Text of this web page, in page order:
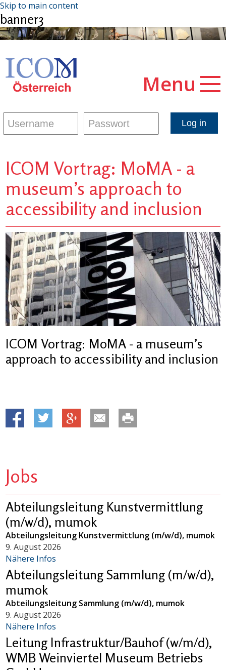
Skip to main content
banner3
Menu
ICOM Vortrag: MoMA - a
museum’s approach to
accessibility and inclusion
ICOM Vortrag: MoMA - a museum’s
approach to accessibility and inclusion
Jobs
Abteilungsleitung Kunstvermittlung
(m/w/d), mumok
Abteilungsleitung Kunstvermittlung (m/w/d), mumok
9. August 2026
Nähere Infos
Abteilungsleitung Sammlung (m/w/d),
mumok
Abteilungsleitung Sammlung (m/w/d), mumok
9. August 2026
Nähere Infos
Leitung Infrastruktur/Bauhof (w/m/d),
WMB Weinviertel Museum Betriebs